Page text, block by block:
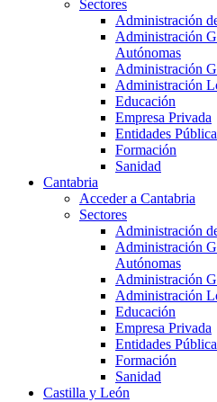
Sectores
Administración
Administración
Autónomas
Administración
Administración
Educación
Empresa Privada
Entidades
Formación
Sanidad
Cantabria
Acceder a Cantabria
Sectores
Administración
Administración
Autónomas
Administración
Administración
Educación
Empresa Privada
Entidades
Formación
Sanidad
Castilla y León